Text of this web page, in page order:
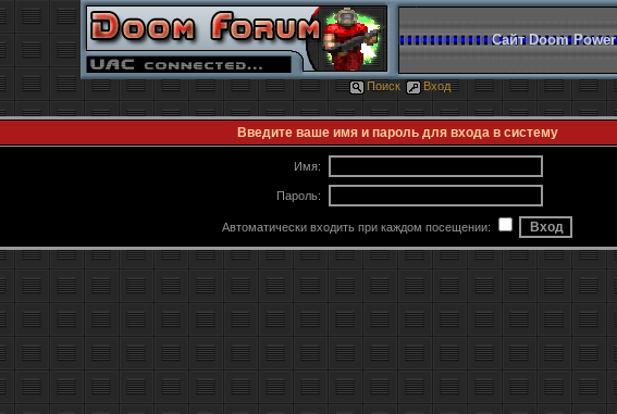
Сайт Doom Power
Поиск
Вход
Введите ваше имя и пароль для входа в систему
Имя:
Пароль:
Автоматически входить при каждом посещении: